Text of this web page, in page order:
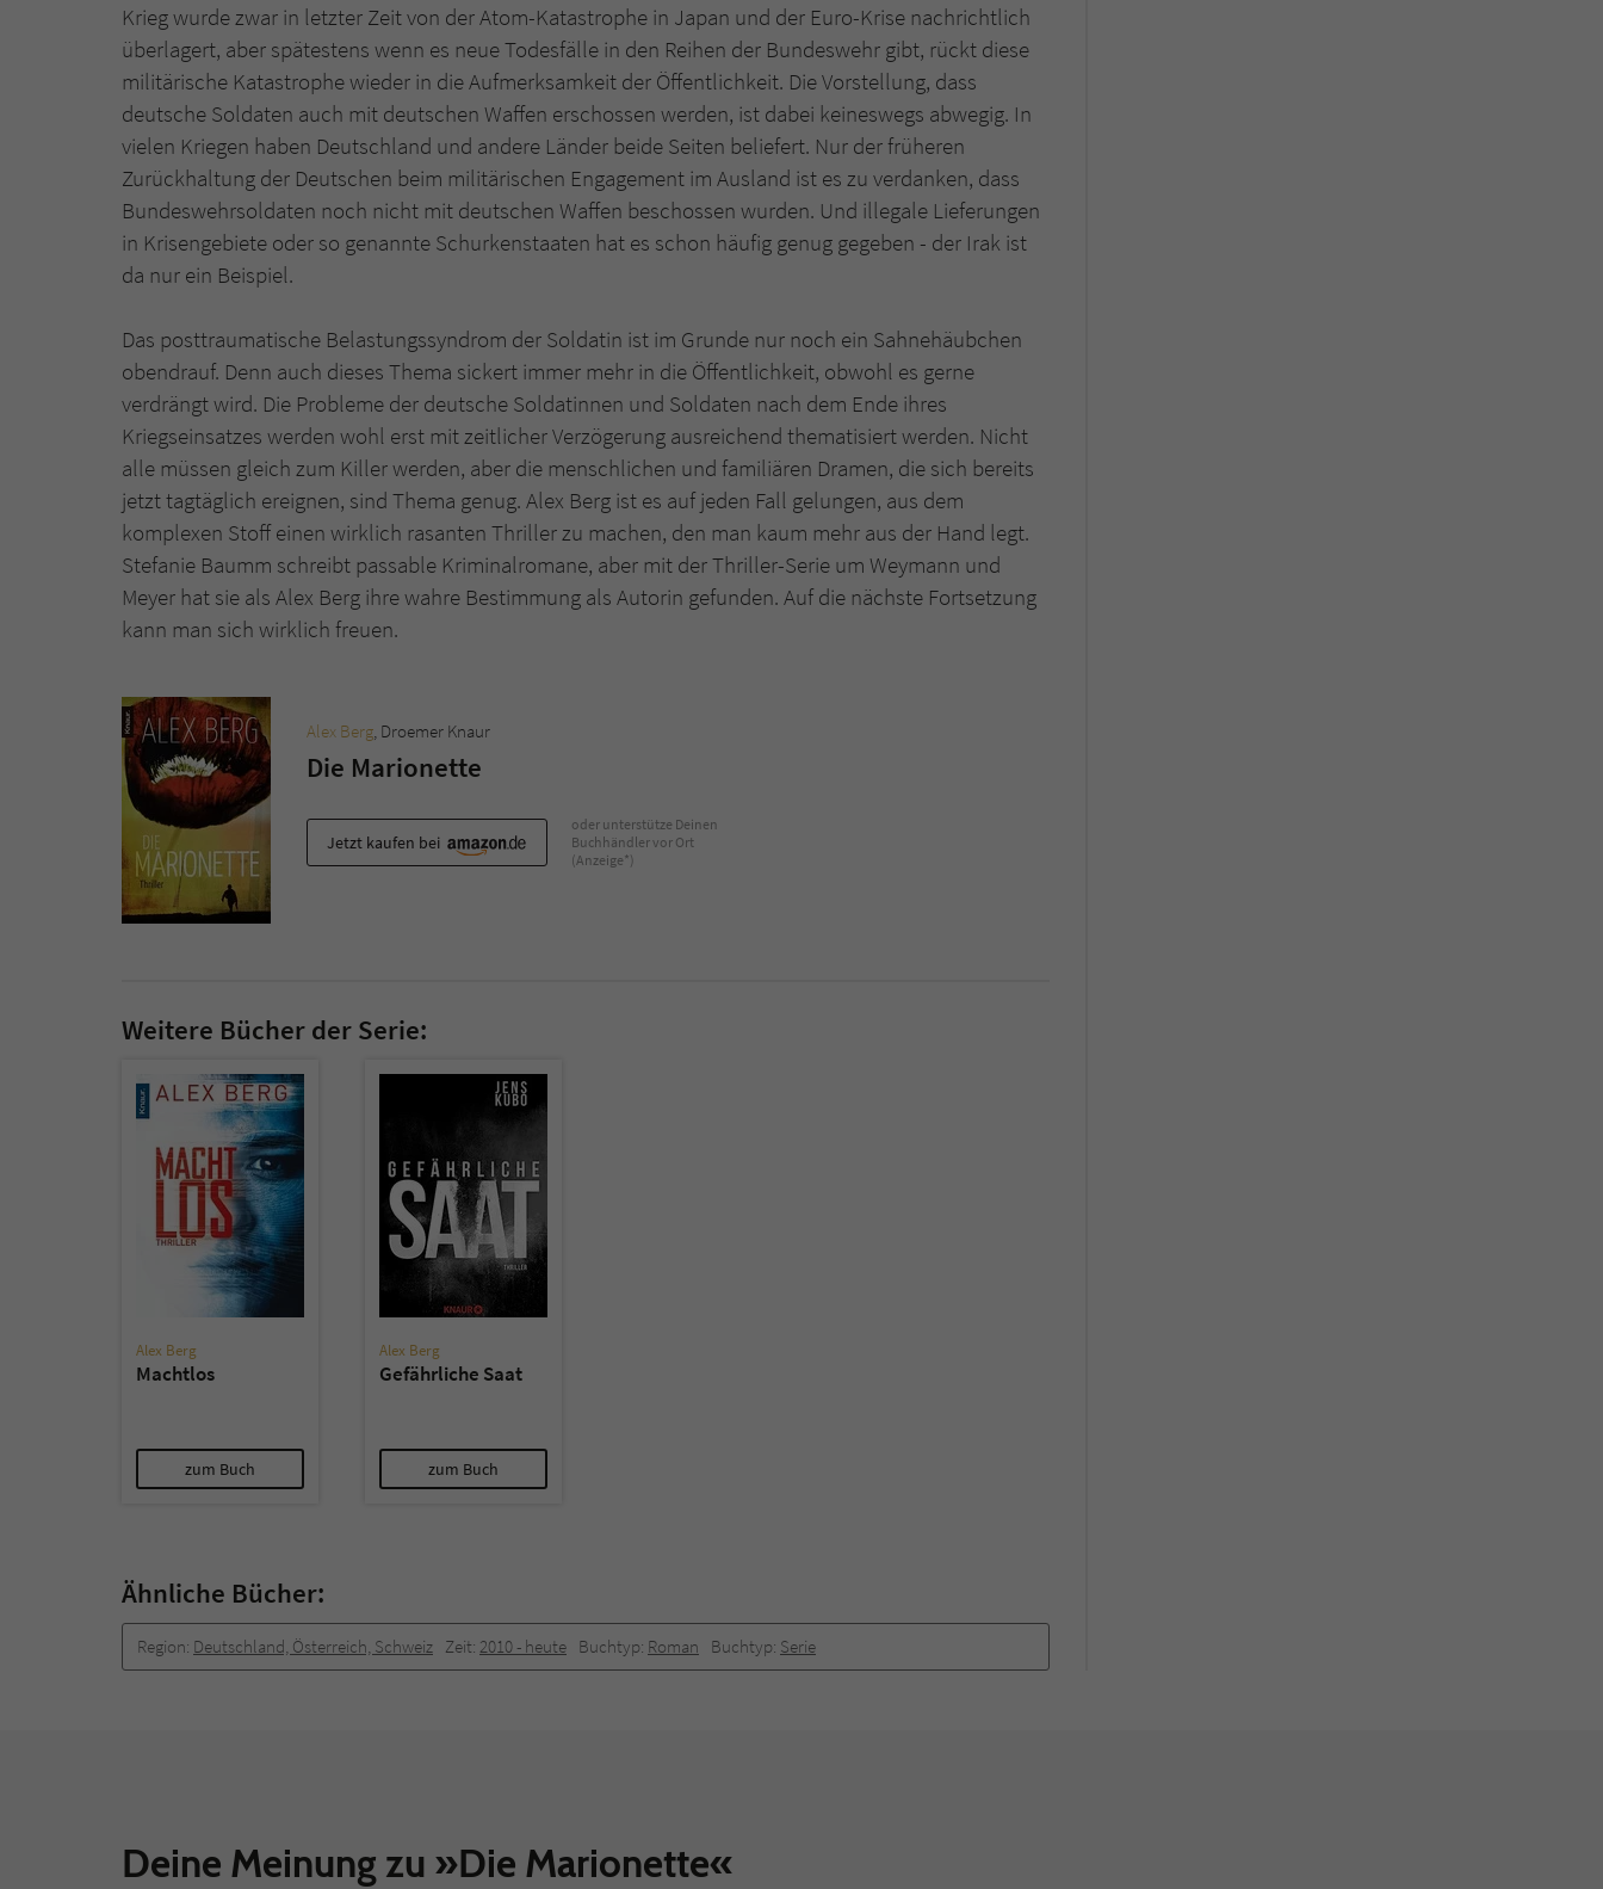
Krieg wurde zwar in letzter Zeit von der Atom-Katastrophe in Japan und der Euro-Krise nachrichtlich
überlagert, aber spätestens wenn es neue Todesfälle in den Reihen der Bundeswehr gibt, rückt diese
militärische Katastrophe wieder in die Aufmerksamkeit der Öffentlichkeit. Die Vorstellung, dass
deutsche Soldaten auch mit deutschen Waffen erschossen werden, ist dabei keineswegs abwegig. In
vielen Kriegen haben Deutschland und andere Länder beide Seiten beliefert. Nur der früheren
Zurückhaltung der Deutschen beim militärischen Engagement im Ausland ist es zu verdanken, dass
Bundeswehrsoldaten noch nicht mit deutschen Waffen beschossen wurden. Und illegale Lieferungen
in Krisengebiete oder so genannte Schurkenstaaten hat es schon häufig genug gegeben - der Irak ist
da nur ein Beispiel.
Das posttraumatische Belastungssyndrom der Soldatin ist im Grunde nur noch ein Sahnehäubchen
obendrauf. Denn auch dieses Thema sickert immer mehr in die Öffentlichkeit, obwohl es gerne
verdrängt wird. Die Probleme der deutsche Soldatinnen und Soldaten nach dem Ende ihres
Kriegseinsatzes werden wohl erst mit zeitlicher Verzögerung ausreichend thematisiert werden. Nicht
alle müssen gleich zum Killer werden, aber die menschlichen und familiären Dramen, die sich bereits
jetzt tagtäglich ereignen, sind Thema genug. Alex Berg ist es auf jeden Fall gelungen, aus dem
komplexen Stoff einen wirklich rasanten Thriller zu machen, den man kaum mehr aus der Hand legt.
Stefanie Baumm schreibt passable Kriminalromane, aber mit der Thriller-Serie um Weymann und
Meyer hat sie als Alex Berg ihre wahre Bestimmung als Autorin gefunden. Auf die nächste Fortsetzung
kann man sich wirklich freuen.
Alex Berg, Droemer Knaur
Die Marionette
Jetzt kaufen bei
oder unterstütze Deinen
Buchhändler vor Ort
(Anzeige*)
Weitere Bücher der Serie:
Alex Berg
Machtlos
zum Buch
Alex Berg
Gefährliche Saat
zum Buch
Ähnliche Bücher:
Region: Deutschland, Österreich, Schweiz Zeit: 2010 -­ heute Buchtyp: Roman Buchtyp: Serie
Deine Meinung zu »Die Marionette«